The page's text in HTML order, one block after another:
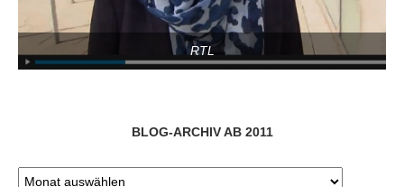
RTL
BLOG-ARCHIV AB 2011